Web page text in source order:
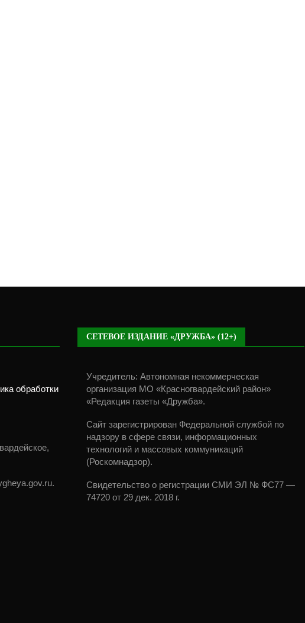
обработки
СЕТЕВОЕ ИЗДАНИЕ «ДРУЖБА» (12+)
Учредитель: Автономная некоммерческая
организация МО «Красногвардейский район»
«Редакция газеты «Дружба».
Сайт зарегистрирован Федеральной службой по
надзору в сфере связи, информационных
технологий и массовых коммуникаций
(Роскомнадзор).
Свидетельство о регистрации СМИ ЭЛ № ФС77 —
74720 от 29 дек. 2018 г.